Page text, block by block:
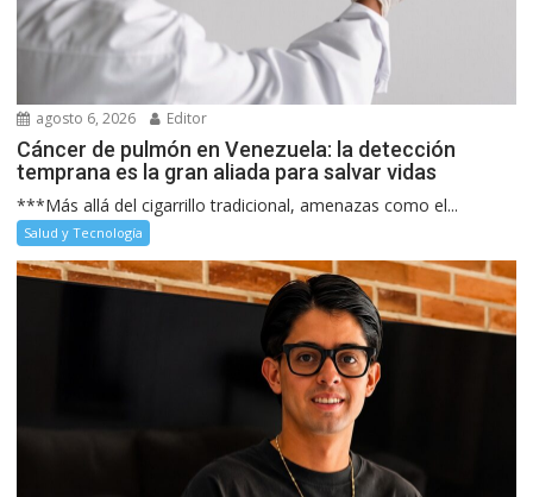
agosto 6, 2026 Editor
Cáncer de pulmón en Venezuela: la detección
temprana es la gran aliada para salvar vidas
***Más allá del cigarrillo tradicional, amenazas como el...
Salud y Tecnología